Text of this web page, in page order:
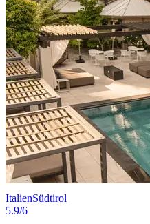
ItalienSüdtirol
5.9/6